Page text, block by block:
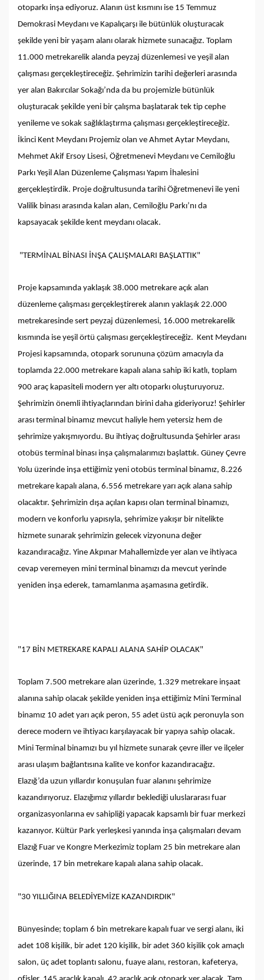
otoparkı inşa ediyoruz. Alanın üst kısmını ise 15 Temmuz
Demokrasi Meydanı ve Kapalıçarşı ile bütünlük oluşturacak
şekilde yeni bir yaşam alanı olarak hizmete sunacağız. Toplam
11.000 metrekarelik alanda peyzaj düzenlemesi ve yeşil alan
çalışması gerçekleştireceğiz. Şehrimizin tarihi değerleri arasında
yer alan Bakırcılar Sokağı’nda da bu projemizle bütünlük
oluşturacak şekilde yeni bir çalışma başlatarak tek tip cephe
yenileme ve sokak sağlıklaştırma çalışması gerçekleştireceğiz.
İkinci Kent Meydanı Projemiz olan ve Ahmet Aytar Meydanı,
Mehmet Akif Ersoy Lisesi, Öğretmenevi Meydanı ve Cemiloğlu
Parkı Yeşil Alan Düzenleme Çalışması Yapım İhalesini
gerçekleştirdik. Proje doğrultusunda tarihi Öğretmenevi ile yeni
Valilik binası arasında kalan alan, Cemiloğlu Parkı’nı da
kapsayacak şekilde kent meydanı olacak.
"TERMİNAL BİNASI İNŞA ÇALIŞMALARI BAŞLATTIK"
Proje kapsamında yaklaşık 38.000 metrekare açık alan
düzenleme çalışması gerçekleştirerek alanın yaklaşık 22.000
metrekaresinde sert peyzaj düzenlemesi, 16.000 metrekarelik
kısmında ise yeşil örtü çalışması gerçekleştireceğiz. Kent Meydanı
Projesi kapsamında, otopark sorununa çözüm amacıyla da
toplamda 22.000 metrekare kapalı alana sahip iki katlı, toplam
900 araç kapasiteli modern yer altı otoparkı oluşturuyoruz.
Şehrimizin önemli ihtiyaçlarından birini daha gideriyoruz! Şehirler
arası terminal binamız mevcut haliyle hem yetersiz hem de
şehrimize yakışmıyordu. Bu ihtiyaç doğrultusunda Şehirler arası
otobüs terminal binası inşa çalışmalarımızı başlattık. Güney Çevre
Yolu üzerinde inşa ettiğimiz yeni otobüs terminal binamız, 8.226
metrekare kapalı alana, 6.556 metrekare yarı açık alana sahip
olacaktır. Şehrimizin dışa açılan kapısı olan terminal binamızı,
modern ve konforlu yapısıyla, şehrimize yakışır bir nitelikte
hizmete sunarak şehrimizin gelecek vizyonuna değer
kazandıracağız. Yine Akpınar Mahallemizde yer alan ve ihtiyaca
cevap veremeyen mini terminal binamızı da mevcut yerinde
yeniden inşa ederek, tamamlanma aşamasına getirdik.
"17 BİN METREKARE KAPALI ALANA SAHİP OLACAK"
Toplam 7.500 metrekare alan üzerinde, 1.329 metrekare inşaat
alanına sahip olacak şekilde yeniden inşa ettiğimiz Mini Terminal
binamız 10 adet yarı açık peron, 55 adet üstü açık peronuyla son
derece modern ve ihtiyacı karşılayacak bir yapıya sahip olacak.
Mini Terminal binamızı bu yıl hizmete sunarak çevre iller ve ilçeler
arası ulaşım bağlantısına kalite ve konfor kazandıracağız.
Elazığ’da uzun yıllardır konuşulan fuar alanını şehrimize
kazandırıyoruz. Elazığımız yıllardır beklediği uluslararası fuar
organizasyonlarına ev sahipliği yapacak kapsamlı bir fuar merkezi
kazanıyor. Kültür Park yerleşkesi yanında inşa çalışmaları devam
Elazığ Fuar ve Kongre Merkezimiz toplam 25 bin metrekare alan
üzerinde, 17 bin metrekare kapalı alana sahip olacak.
"30 YILLIĞINA BELEDİYEMİZE KAZANDIRDIK"
Bünyesinde; toplam 6 bin metrekare kapalı fuar ve sergi alanı, iki
adet 108 kişilik, bir adet 120 kişilik, bir adet 360 kişilik çok amaçlı
salon, üç adet toplantı salonu, fuaye alanı, restoran, kafeterya,